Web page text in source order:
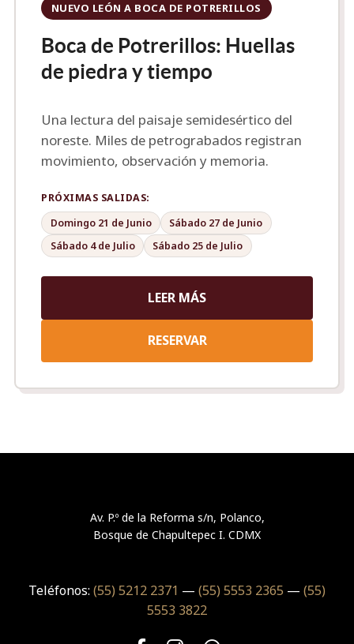
NUEVO LEÓN A BOCA DE POTRERILLOS
Boca de Potrerillos: Huellas
de piedra y tiempo
Una lectura del paisaje semidesértico del
noreste. Miles de petrograbados registran
movimiento, observación y memoria.
PRÓXIMAS SALIDAS:
Domingo 21 de Junio
Sábado 27 de Junio
Sábado 4 de Julio
Sábado 25 de Julio
LEER MÁS
RESERVAR
Av. P.º de la Reforma s/n, Polanco,
Bosque de Chapultepec I. CDMX
Teléfonos: (55) 5212 2371 — (55) 5553 2365 — (55)
5553 3822